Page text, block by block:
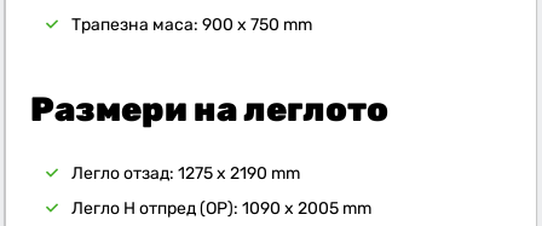
Трапезна маса: 900 x 750 mm
Размери на леглото
Легло отзад: 1275 x 2190 mm
Легло H отпред (OP): 1090 x 2005 mm